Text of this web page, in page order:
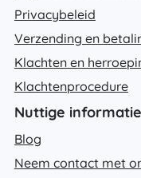
Privacybeleid
Verzending en
Klachten en
Klachtenprocedure
Nuttige informatie
Blog
Neem contact met